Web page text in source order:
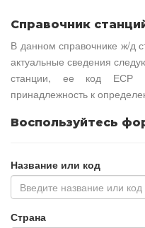
Справочник
В данном справочнике ж/д
актуальные сведения
станции, ее код ЕСР
принадлежность к
Воспользуйтесь
Название или код
Введите название или код
Страна